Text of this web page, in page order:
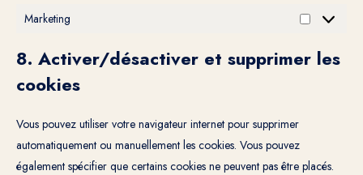
Marketing
Marketing
8. Activer/désactiver et supprimer les
cookies
Vous pouvez utiliser votre navigateur internet pour supprimer
automatiquement ou manuellement les cookies. Vous pouvez
également spécifier que certains cookies ne peuvent pas être placés.